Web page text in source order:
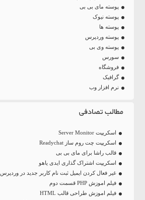
پوسته مای بی بی
پوسته نیوک
پوسته ها
پوسته وردپرس
پوسته وی بی
سورس
فروشگاه
گرافیک
نرم افزار وب
مطالب تصادفی
اسکریپت Server Monitor
اسکریپت چت روم ساز Readychat
قالب راشا برای مای بی بی
اسکریپت اشتراک گذاری ایدی یاهو
غیر فعال کردن ایمیل ثبت نام کاربر جدید در وردپرس
فیلم اموزش PHP قسمت دوم
فیلم اموزش طراحی قالب HTML